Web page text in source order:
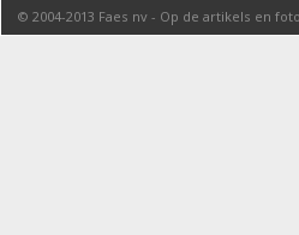
© 2004-2013 Faes nv - Op de artikels en